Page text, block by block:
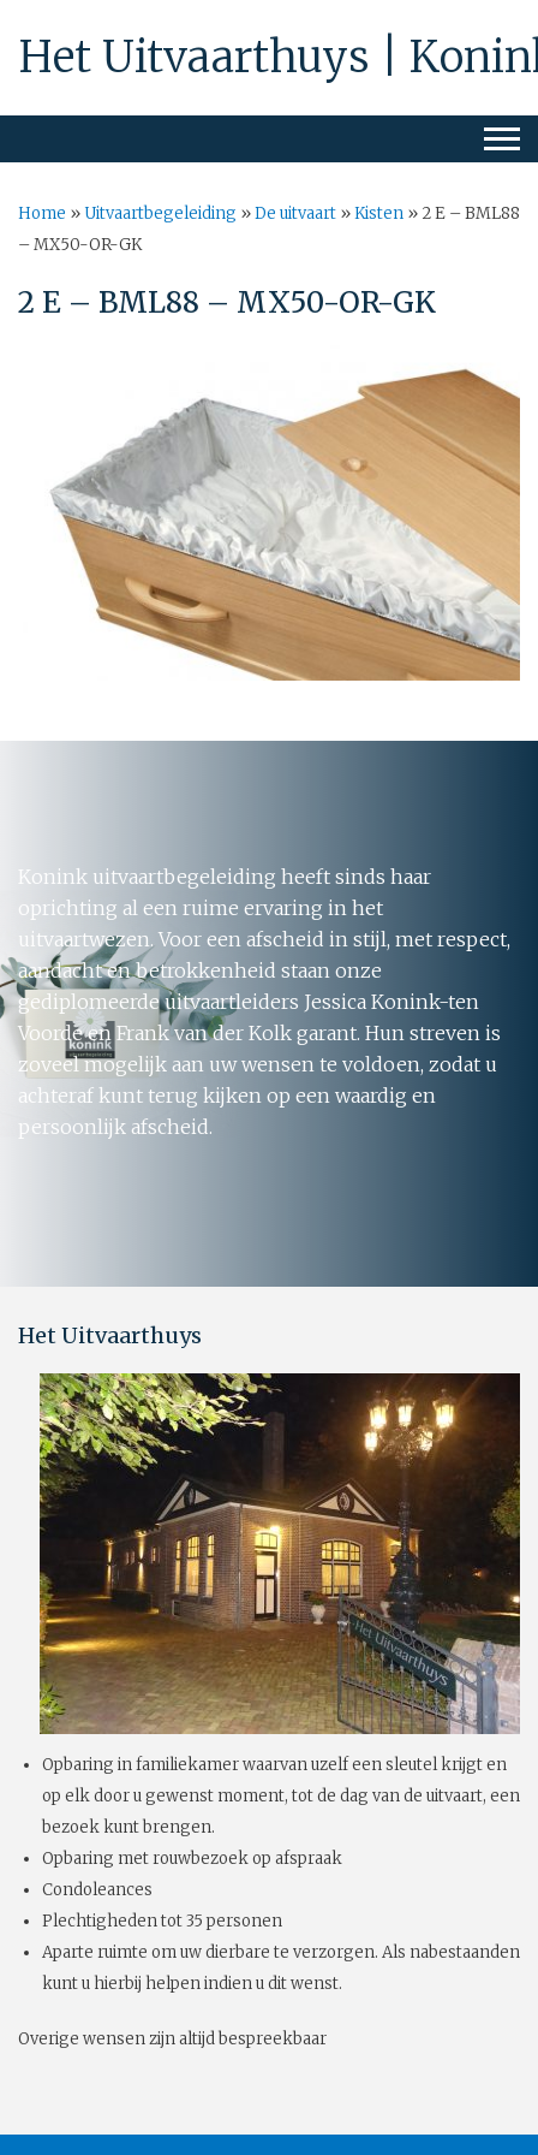
Het Uitvaarthuys |
Home »Uitvaartbegeleiding »De uitvaart »Kisten » 2 E – BML88
– MX50-OR-GK
2 E – BML88 – MX50-OR-GK
Konink uitvaartbegeleiding heeft sinds haar
oprichting al een ruime ervaring in het
uitvaartwezen. Voor een afscheid in stijl, met respect,
aandacht en betrokkenheid staan onze
gediplomeerde uitvaartleiders Jessica Konink-ten
Voorde en Frank van der Kolk garant. Hun streven is
zoveel mogelijk aan uw wensen te voldoen, zodat u
achteraf kunt terug kijken op een waardig en
persoonlijk afscheid.
Het Uitvaarthuys
Opbaring in familiekamer waarvan uzelf een sleutel krijgt en
op elk door u gewenst moment, tot de dag van de uitvaart, een
bezoek kunt brengen.
Opbaring met rouwbezoek op afspraak
Condoleances
Plechtigheden tot 35 personen
Aparte ruimte om uw dierbare te verzorgen. Als nabestaanden
kunt u hierbij helpen indien u dit wenst.
Overige wensen zijn altijd bespreekbaar